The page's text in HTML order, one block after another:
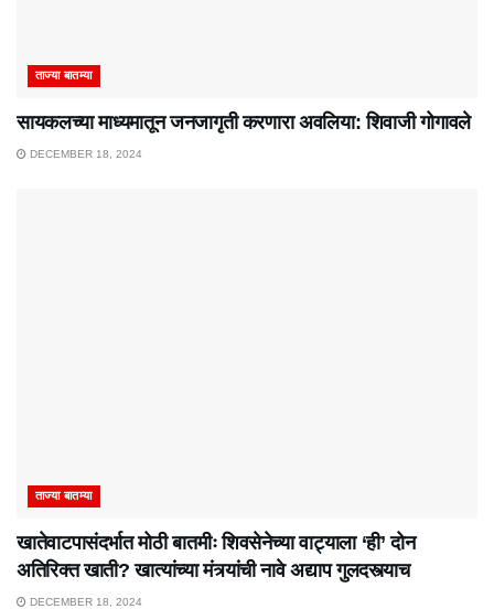
ताज्या बातम्या
सायकलच्या माध्यमातून जनजागृती करणारा अवलिया: शिवाजी गोगावले
DECEMBER 18, 2024
ताज्या बातम्या
खातेवाटपासंदर्भात मोठी बातमीः शिवसेनेच्या वाट्याला ‘ही’ दोन
अतिरिक्त खाती? खात्यांच्या मंत्र्यांची नावे अद्याप गुलदस्त्याच
DECEMBER 18, 2024